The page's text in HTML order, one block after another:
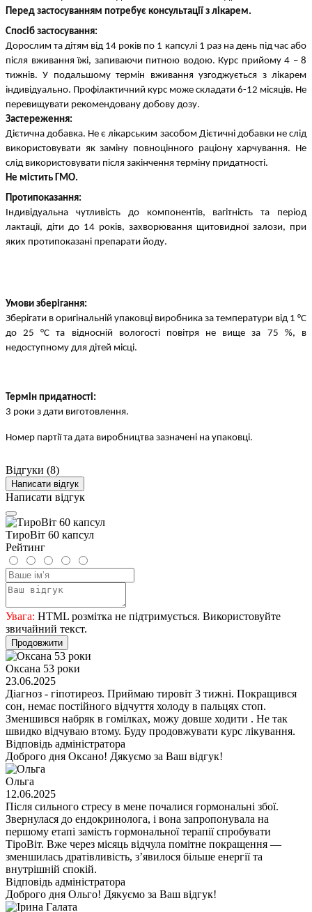
Перед застосуванням потребує консультації з лікарем.
Спосіб застосування:
Дорослим та дітям від 14 років по 1 капсулі 1 раз на день під час або
після вживання їжі, запиваючи питною водою. Курс прийому 4 – 8
тижнів. У подальшому термін вживання узгоджується з лікарем
індивідуально. Профілактичний курс може складати 6-12 місяців. Не
перевищувати рекомендовану добову дозу.
Застереження:
Дієтична добавка. Не є лікарським засобом Дієтичні добавки не слід
використовувати як заміну повноцінного раціону харчування. Не
слід використовувати після закінчення терміну придатності.
Не містить ГМО.
Протипоказання:
Індивідуальна чутливість до компонентів, вагітність та період
лактації, діти до 14 років, захворювання щитовидної залози, при
яких протипоказані препарати йоду.
Умови зберігання:
Зберігати в оригінальній упаковці виробника за температури від 1 °С
до 25 °С та відносній вологості повітря не вище за 75 %, в
недоступному для дітей місці.
Термін придатності:
3 роки з дати виготовлення.
Номер партії та дата виробництва зазначені на упаковці.
Відгуки (8)
Написати відгук
Написати відгук
ТироВіт 60 капсул
Рейтинг
Увага: HTML розмітка не підтримується. Використовуйте
звичайний текст.
Продовжити
Оксана 53 роки
23.06.2025
Діагноз - гіпотиреоз. Приймаю тировіт 3 тижні. Покращився
сон, немає постійного відчуття холоду в пальцях стоп.
Зменшився набряк в гомілках, можу довше ходити . Не так
швидко відчуваю втому. Буду продовжувати курс лікування.
Відповідь адміністратора
Доброго дня Оксано! Дякуємо за Ваш відгук!
Ольга
12.06.2025
Після сильного стресу в мене почалися гормональні збої.
Звернулася до ендокринолога, і вона запропонувала на
першому етапі замість гормональної терапії спробувати
ТіроВіт. Вже через місяць відчула помітне покращення —
зменшилась дратівливість, з’явилося більше енергії та
внутрішній спокій.
Відповідь адміністратора
Доброго дня Ольго! Дякуємо за Ваш відгук!